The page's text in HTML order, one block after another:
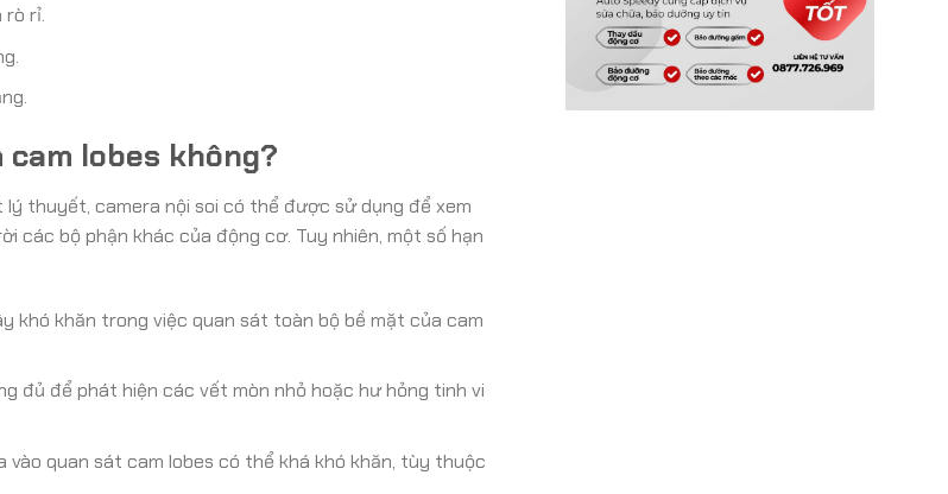
rò rỉ.
cam lobes không?
thuyết, camera nội soi có thể được sử dụng để xem
các bộ phận khác của động cơ. Tuy nhiên, một số hạn
khó khăn trong việc quan sát toàn bộ bề mặt của cam
đủ để phát hiện các vết mòn nhỏ hoặc hư hỏng tinh vi
quan sát cam lobes có thể khá khó khăn, tùy thuộc